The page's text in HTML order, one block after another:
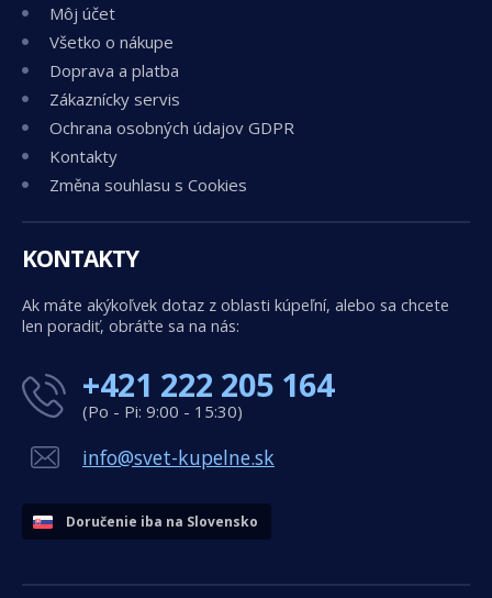
Môj účet
Všetko o nákupe
Doprava a platba
Zákaznícky servis
Ochrana osobných údajov GDPR
Kontakty
Změna souhlasu s Cookies
KONTAKTY
Ak máte akýkoľvek dotaz z oblasti kúpeľní, alebo sa chcete
len poradiť, obráťte sa na nás:
+421 222 205 164
(Po - Pi: 9:00 - 15:30)
info@svet-kupelne.sk
Doručenie iba na Slovensko